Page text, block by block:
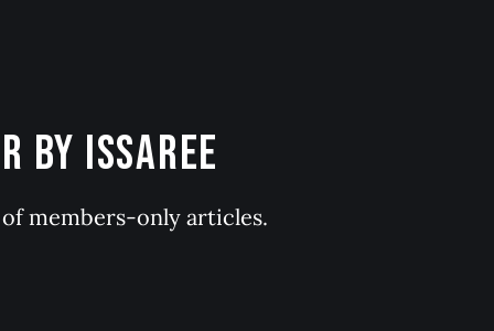
ISSAREE
members-only articles.